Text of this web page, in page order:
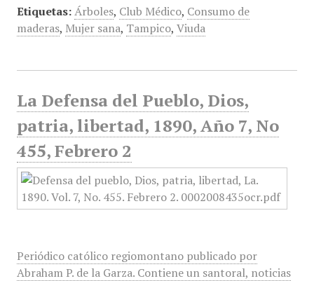
Etiquetas: Árboles, Club Médico, Consumo de
maderas, Mujer sana, Tampico, Viuda
La Defensa del Pueblo, Dios,
patria, libertad, 1890, Año 7, No
455, Febrero 2
Periódico católico regiomontano publicado por
Abraham P. de la Garza. Contiene un santoral, noticias